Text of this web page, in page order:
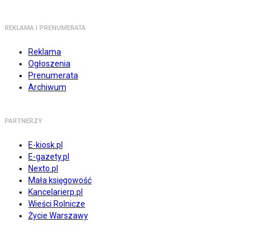
REKLAMA I PRENUMERATA
Reklama
Ogłoszenia
Prenumerata
Archiwum
PARTNERZY
E-kiosk.pl
E-gazety.pl
Nexto.pl
Mała księgowość
Kancelarierp.pl
Wieści Rolnicze
Życie Warszawy